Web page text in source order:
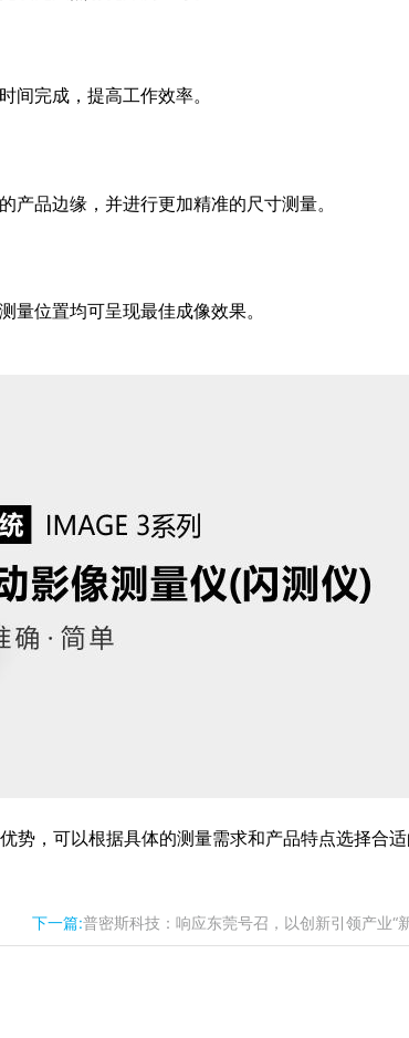
间完成，提高工作效率。
产品边缘，并进行更加精准的尺寸测量。
量位置均可呈现最佳成像效果。
势，可以根据具体的测量需求和产品特点选择合
下一篇:普密斯科技：响应东莞号召，以创新引领产业“